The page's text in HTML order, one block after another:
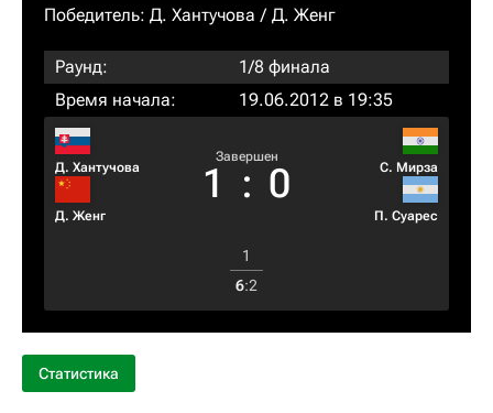
Победитель: Д. Хантучова Д. Женг
Раунд:
1/8 финала
Время начала:
19.06.2012 в 19:35
Д. Хантучова
Д. Женг
Завершен
1 : 0 С. Мирза
П. Суарес
1
6:2
Статистика